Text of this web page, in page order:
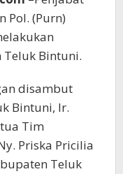
Pol. (Purn)
Teluk Bintuni.
disambut
Bintuni, Ir.
Tim
Priska Pricilia
Teluk